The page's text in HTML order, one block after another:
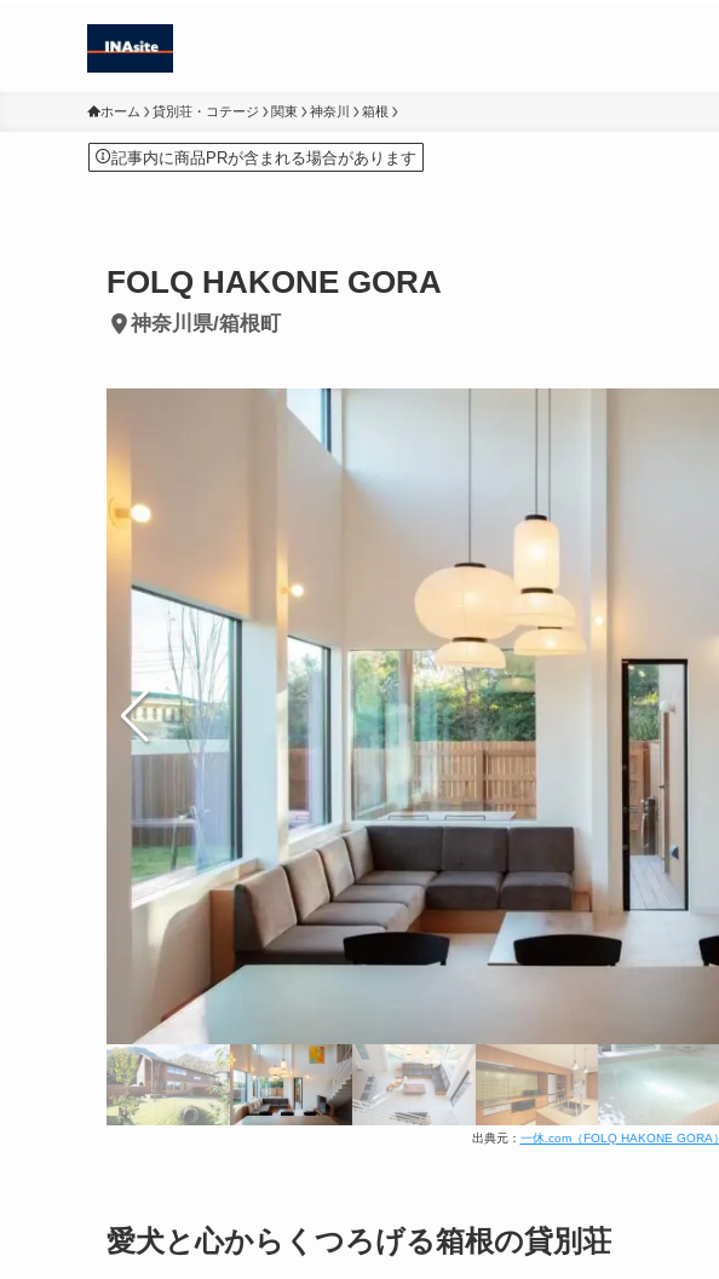
ホーム 貸別荘・コテージ 関東 神奈川 箱根
記事内に商品PRが含まれる場合があります
FOLQ HAKONE GORA
神奈川県/箱根町
出典元： 一休.com（FOLQ HAKONE GORA）
愛犬と心からくつろげる箱根の貸別荘